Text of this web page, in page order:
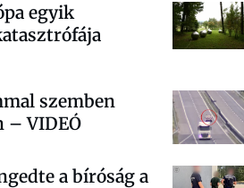
egyik
szemben
– VIDEÓ
a bíróság a